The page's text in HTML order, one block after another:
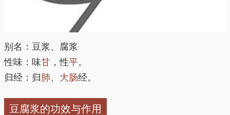
别名：豆浆、腐浆
性味：味甘 ，性平。
归经：归 肺、 大肠经。
豆腐浆的功效与作用